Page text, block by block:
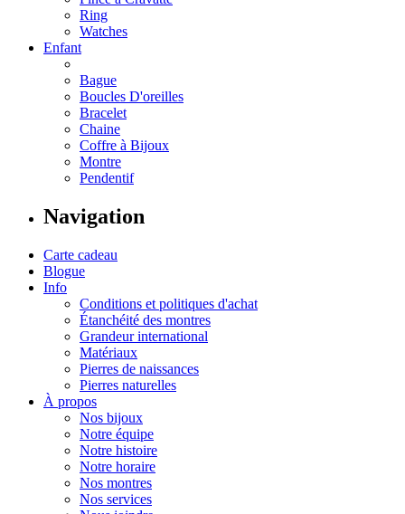
Ring
Watches
Enfant
Bague
Boucles D'oreilles
Bracelet
Chaine
Coffre à Bijoux
Montre
Pendentif
Navigation
Carte cadeau
Blogue
Info
Conditions et politiques d'achat
Étanchéité des montres
Grandeur international
Matériaux
Pierres de naissances
Pierres naturelles
À propos
Nos bijoux
Notre équipe
Notre histoire
Notre horaire
Nos montres
Nos services